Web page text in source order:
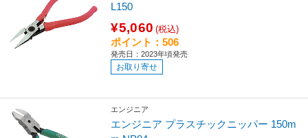
L150
¥5,060 (税込)
ポイント：506
発売日：2023年頃発売
お取り寄せ
エンジニア
エンジニア プラスチックニッパー 150m